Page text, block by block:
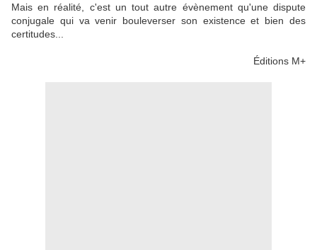
Mais en réalité, c'est un tout autre évènement qu'une dispute
conjugale qui va venir bouleverser son existence et bien des
certitudes...
Éditions M+